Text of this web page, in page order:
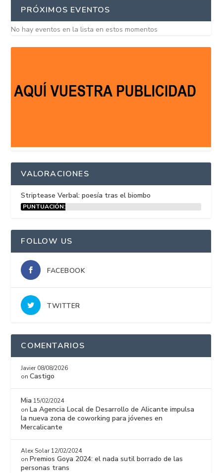
PRÓXIMOS EVENTOS
No hay eventos en la lista en estos momentos
VALORACIONES
Striptease Verbal: poesía tras el biombo
PUNTUACIÓN:
FOLLOW US
FACEBOOK
TWITTER
COMENTARIOS
Javier 08/08/2026
onCastigo
Mia 15/02/2024
on La Agencia Local de Desarrollo de Alicante impulsa
la nueva zona de coworking para jóvenes en
Mercalicante
Alex Solar 12/02/2024
on Premios Goya 2024: el nada sutil borrado de las
personas trans